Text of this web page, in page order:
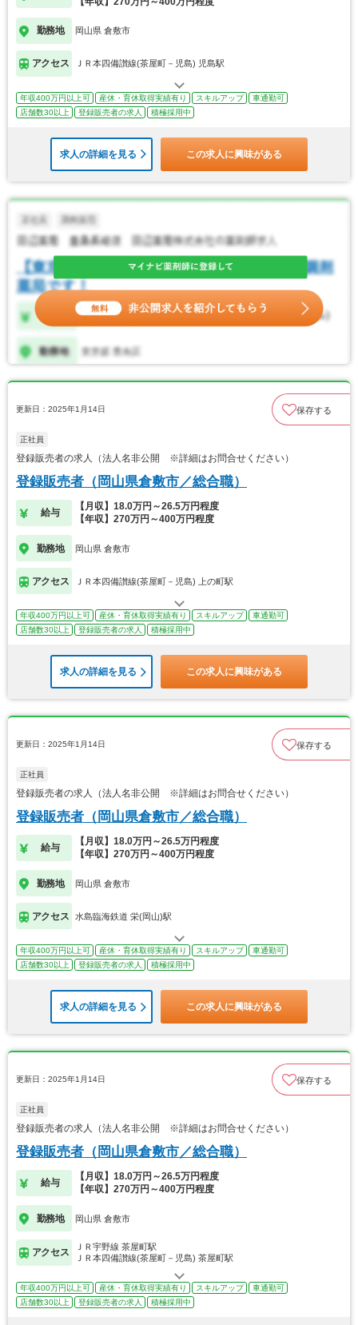
勤務地 岡山県 倉敷市
アクセス ＪＲ本四備讃線(茶屋町－児島) 児島駅
年収400万円以上可 産休・育休取得実績有り スキルアップ
車通勤可
店舗数30以上
登録販売者の求人 積極採用中
求人の詳細を見る この求人に興味がある
更新日：2025年1月14日 保存する
正社員
登録販売者の求人（法人名非公開 ※詳細はお問合せください）
登録販売者（岡山県倉敷市／総合職）
給与
【月収】18.0万円～26.5万円程度
【年収】270万円～400万円程度
勤務地 岡山県 倉敷市
アクセス ＪＲ本四備讃線(茶屋町－児島) 上の町駅
年収400万円以上可 産休・育休取得実績有り スキルアップ
車通勤可
店舗数30以上
登録販売者の求人 積極採用中
求人の詳細を見る この求人に興味がある
更新日：2025年1月14日 保存する
正社員
登録販売者の求人（法人名非公開 ※詳細はお問合せください）
登録販売者（岡山県倉敷市／総合職）
給与
【月収】18.0万円～26.5万円程度
【年収】270万円～400万円程度
勤務地 岡山県 倉敷市
アクセス 水島臨海鉄道 栄(岡山)駅
年収400万円以上可 産休・育休取得実績有り スキルアップ
車通勤可
店舗数30以上
登録販売者の求人 積極採用中
求人の詳細を見る この求人に興味がある
更新日：2025年1月14日 保存する
正社員
登録販売者の求人（法人名非公開 ※詳細はお問合せください）
登録販売者（岡山県倉敷市／総合職）
給与
【月収】18.0万円～26.5万円程度
【年収】270万円～400万円程度
勤務地 岡山県 倉敷市
アクセス
ＪＲ宇野線 茶屋町駅
ＪＲ本四備讃線(茶屋町－児島) 茶屋町駅
年収400万円以上可 産休・育休取得実績有り スキルアップ
車通勤可
店舗数30以上
登録販売者の求人 積極採用中